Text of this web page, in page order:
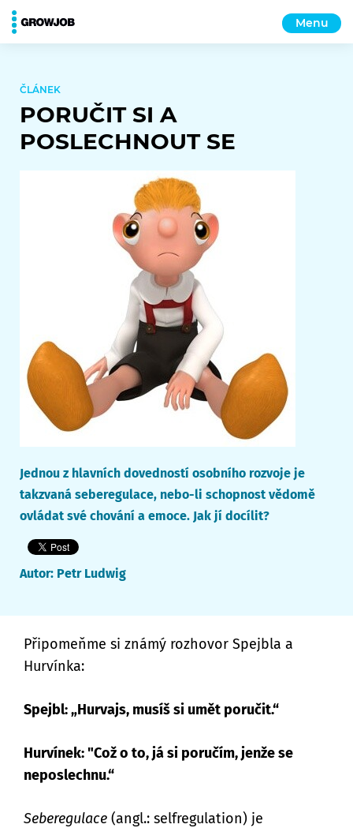
Menu
ČLÁNEK
PORUČIT SI A
POSLECHNOUT SE
Jednou z hlavních dovedností osobního rozvoje je
takzvaná seberegulace, nebo-li schopnost vědomě
ovládat své chování a emoce. Jak jí docílit?
Autor: Petr Ludwig
Připomeňme si známý rozhovor Spejbla a
Hurvínka:
Spejbl: „Hurvajs, musíš si umět poručit.“
Hurvínek: "Což o to, já si poručím, jenže se
neposlechnu.“
Seberegulace (angl.: selfregulation) je